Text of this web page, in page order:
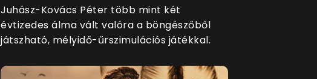
Juhász-Kovács Péter több mint két
évtizedes álma vált valóra a böngészőből
játszható, mélyidő-űrszimulációs játékkal.